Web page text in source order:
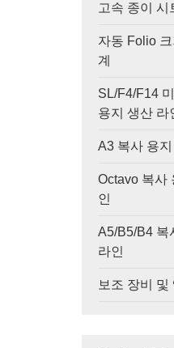
고속 종이 시
자동 Folio 크
계
SL/F4/F14
용지 생산 라
A3 복사 용
Octavo 복사
인
A5/B5/B4 복
라인
보조 장비 및